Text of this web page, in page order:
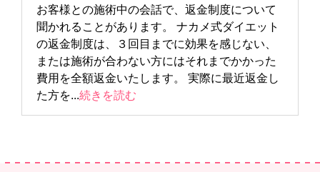
お客様との施術中の会話で、返金制度について
聞かれることがあります。 ナカメ式ダイエット
の返金制度は、３回目までに効果を感じない、
または施術が合わない方にはそれまでかかった
費用を全額返金いたします。 実際に最近返金し
た方を...続きを読む